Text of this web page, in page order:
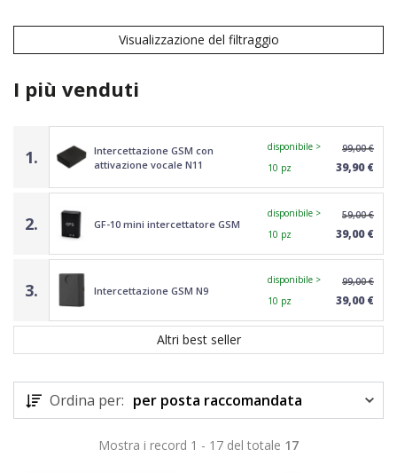
Visualizzazione del filtraggio
I più venduti
1.
Intercettazione GSM con
attivazione vocale N11
disponibile >
10 pz
99,00 €
39,90 €
2. GF-10 mini intercettatore GSM
disponibile >
10 pz
59,00 €
39,00 €
3. Intercettazione GSM N9
disponibile >
10 pz
99,00 €
39,00 €
Altri best seller
Ordina per: per posta raccomandata
Mostra i record 1 - 17 del totale 17